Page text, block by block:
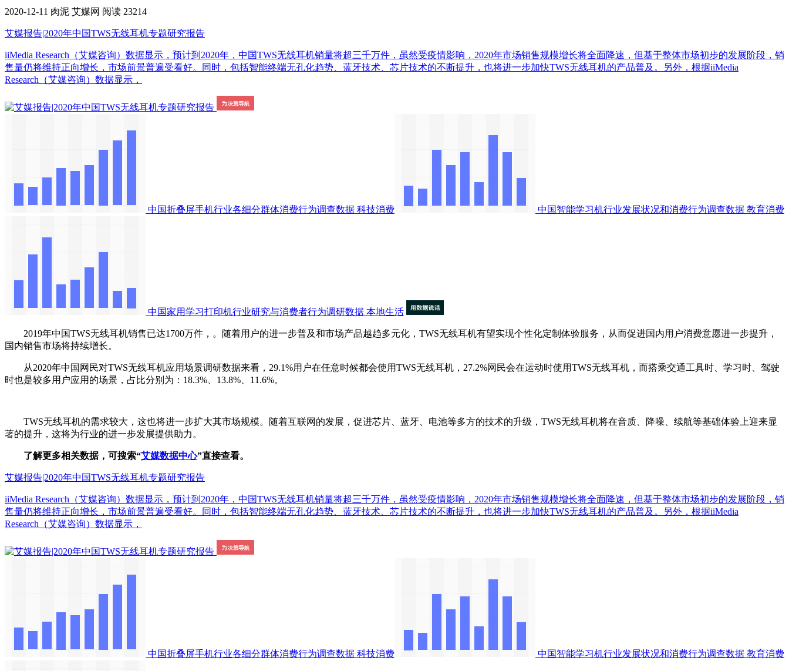
2020-12-11 肉泥 艾媒网 阅读 23214
艾媒报告|2020年中国TWS无线耳机专题研究报告
iiMedia Research（艾媒咨询）数据显示，预计到2020年，中国TWS无线耳机销量将超三千万件，虽然受疫情影响，2020年市场销售规模增长将全面降速，但基于整体市场初步的发展阶段，销
售量仍将维持正向增长，市场前景普遍受看好。同时，包括智能终端无孔化趋势、蓝牙技术、芯片技术的不断提升，也将进一步加快TWS无线耳机的产品普及。另外，根据iiMedia
Research（艾媒咨询）数据显示，
中国折叠屏手机行业各细分群体消费行为调查数据 科技消费 中国智能学习机行业发展状况和消费行为调查数据 教育消费
中国家用学习打印机行业研究与消费者行为调研数据 本地生活
2019年中国TWS无线耳机销售已达1700万件，。随着用户的进一步普及和市场产品越趋多元化，TWS无线耳机有望实现个性化定制体验服务，从而促进国内用户消费意愿进一步提升，
国内销售市场将持续增长。
从2020年中国网民对TWS无线耳机应用场景调研数据来看，29.1%用户在任意时候都会使用TWS无线耳机，27.2%网民会在运动时使用TWS无线耳机，而搭乘交通工具时、学习时、驾驶
时也是较多用户应用的场景，占比分别为：18.3%、13.8%、11.6%。
TWS无线耳机的需求较大，这也将进一步扩大其市场规模。随着互联网的发展，促进芯片、蓝牙、电池等多方的技术的升级，TWS无线耳机将在音质、降噪、续航等基础体验上迎来显
著的提升，这将为行业的进一步发展提供助力。
了解更多相关数据，可搜索“艾媒数据中心”直接查看。
艾媒报告|2020年中国TWS无线耳机专题研究报告
iiMedia Research（艾媒咨询）数据显示，预计到2020年，中国TWS无线耳机销量将超三千万件，虽然受疫情影响，2020年市场销售规模增长将全面降速，但基于整体市场初步的发展阶段，销
售量仍将维持正向增长，市场前景普遍受看好。同时，包括智能终端无孔化趋势、蓝牙技术、芯片技术的不断提升，也将进一步加快TWS无线耳机的产品普及。另外，根据iiMedia
Research（艾媒咨询）数据显示，
中国折叠屏手机行业各细分群体消费行为调查数据 科技消费 中国智能学习机行业发展状况和消费行为调查数据 教育消费